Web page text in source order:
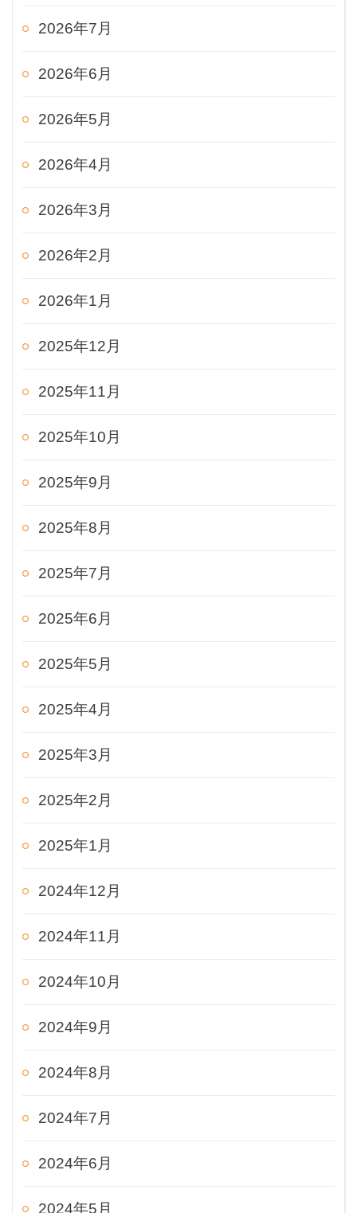
2026年7月
2026年6月
2026年5月
2026年4月
2026年3月
2026年2月
2026年1月
2025年12月
2025年11月
2025年10月
2025年9月
2025年8月
2025年7月
2025年6月
2025年5月
2025年4月
2025年3月
2025年2月
2025年1月
2024年12月
2024年11月
2024年10月
2024年9月
2024年8月
2024年7月
2024年6月
2024年5月